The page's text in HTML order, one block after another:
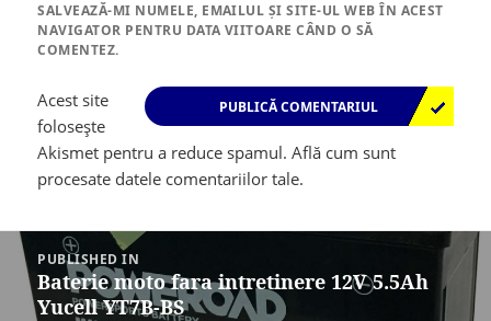
SALVEAZĂ-MI NUMELE, EMAILUL ȘI SITE-UL WEB ÎN ACEST
NAVIGATOR PENTRU DATA VIITOARE CÂND O SĂ
COMENTEZ.
Acest site
folosește
Akismet pentru a reduce spamul.Află cum sunt
procesate datele comentariilor tale.
Navigare
articole
PUBLISHED IN
Baterie moto fara intretinere 12V 5.5Ah
Yucell YT7B-BS